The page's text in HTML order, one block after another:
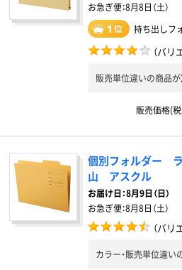
お急ぎ便：8月8日（土）
持ち出しフ
（バリ
販売単位違いの商品が
販売価格(
個別フォルダー
山 アスクル
お届け日：8月9日（日）
お急ぎ便：8月8日（土）
（バリ
カラー・販売単位違い